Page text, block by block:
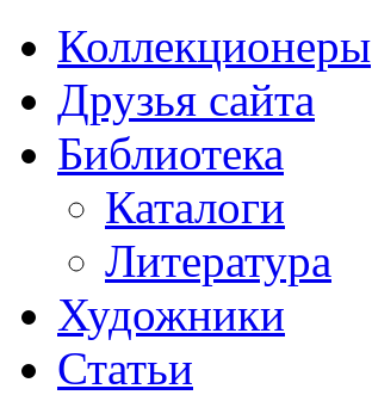
Коллекционеры
Друзья сайта
Библиотека
Каталоги
Литература
Художники
Статьи